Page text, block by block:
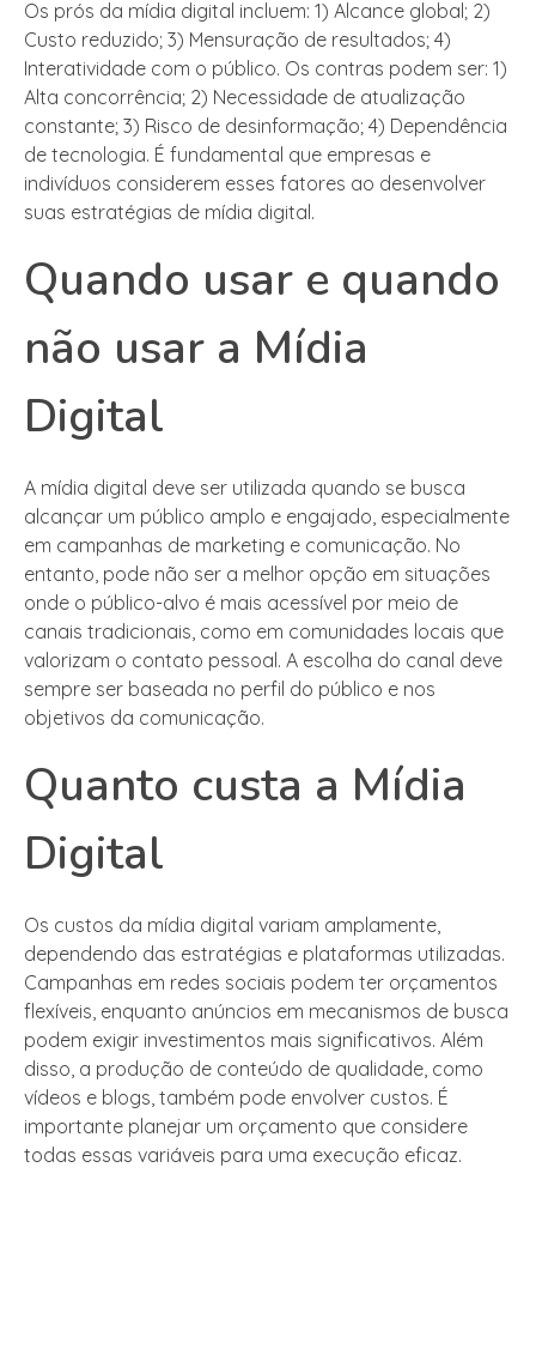
Os prós da mídia digital incluem: 1) Alcance global; 2)
Custo reduzido; 3) Mensuração de resultados; 4)
Interatividade com o público. Os contras podem ser: 1)
Alta concorrência; 2) Necessidade de atualização
constante; 3) Risco de desinformação; 4) Dependência
de tecnologia. É fundamental que empresas e
indivíduos considerem esses fatores ao desenvolver
suas estratégias de mídia digital.
Quando usar e quando
não usar a Mídia
Digital
A mídia digital deve ser utilizada quando se busca
alcançar um público amplo e engajado, especialmente
em campanhas de marketing e comunicação. No
entanto, pode não ser a melhor opção em situações
onde o público-alvo é mais acessível por meio de
canais tradicionais, como em comunidades locais que
valorizam o contato pessoal. A escolha do canal deve
sempre ser baseada no perfil do público e nos
objetivos da comunicação.
Quanto custa a Mídia
Digital
Os custos da mídia digital variam amplamente,
dependendo das estratégias e plataformas utilizadas.
Campanhas em redes sociais podem ter orçamentos
flexíveis, enquanto anúncios em mecanismos de busca
podem exigir investimentos mais significativos. Além
disso, a produção de conteúdo de qualidade, como
vídeos e blogs, também pode envolver custos. É
importante planejar um orçamento que considere
todas essas variáveis para uma execução eficaz.